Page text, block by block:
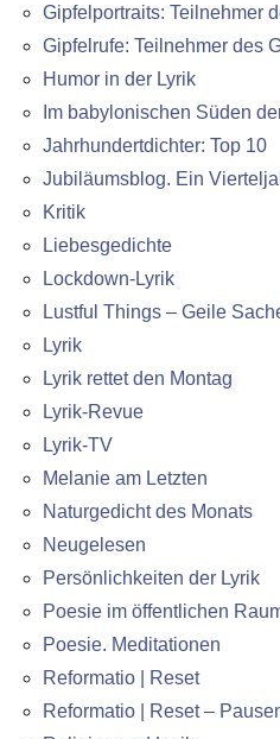
Gipfelportraits: Teilnehmer
Gipfelrufe: Teilnehmer des
Humor in der Lyrik
Im babylonischen Süden
Jahrhundertdichter: Top 10
Jubiläumsblog. Ein
Kritik
Liebesgedichte
Lockdown-Lyrik
Lustful Things – Geile
Lyrik
Lyrik rettet den Montag
Lyrik-Revue
Lyrik-TV
Melanie am Letzten
Naturgedicht des Monats
Neugelesen
Persönlichkeiten der Lyrik
Poesie im öffentlichen
Poesie. Meditationen
Reformatio | Reset
Reformatio | Reset –